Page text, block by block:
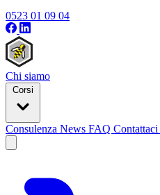
0523 01 09 04
Chi siamo
Corsi
Consulenza News FAQ Contattaci